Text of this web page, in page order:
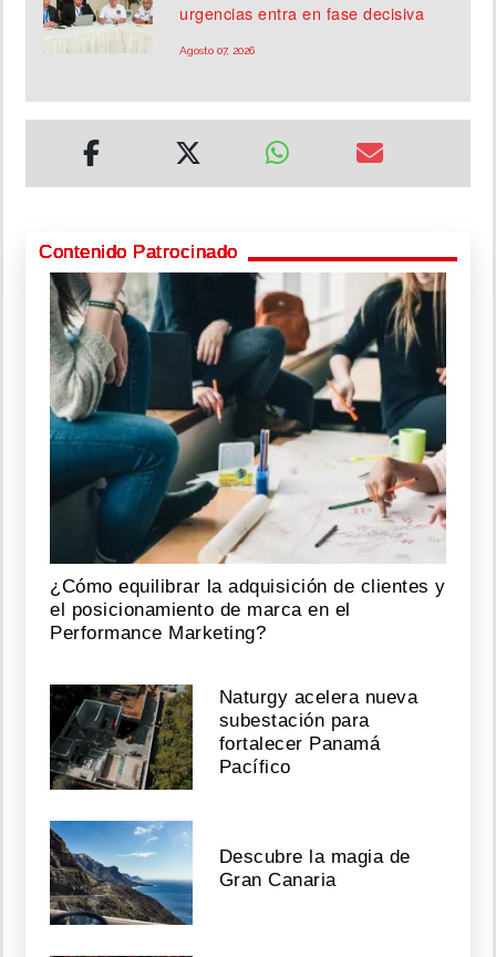
urgencias entra en fase decisiva
Agosto 07, 2026
Contenido Patrocinado
¿Cómo equilibrar la adquisición de clientes y
el posicionamiento de marca en el
Performance Marketing?
Naturgy acelera nueva
subestación para
fortalecer Panamá
Pacífico
Descubre la magia de
Gran Canaria